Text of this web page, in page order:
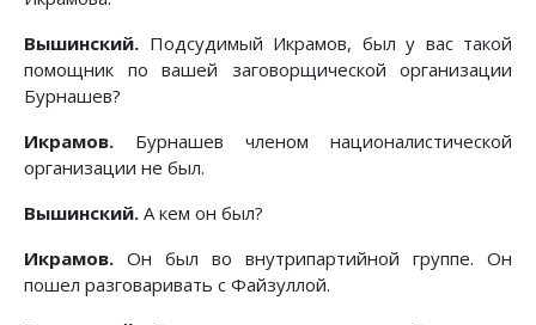
Вышинский. Подсудимый Икрамов, был у вас такой
помощник по вашей заговорщической организации
Бурнашев?
Икрамов. Бурнашев членом националистической
организации не был.
Вышинский. А кем он был?
Икрамов. Он был во внутрипартийной группе. Он
пошел разговаривать с Файзуллой.